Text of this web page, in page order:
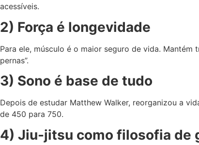
acessíveis.
2) Força é longevidade
Para ele, músculo é o maior seguro de vida.
pernas”.
3) Sono é base de tudo
Depois de estudar Matthew Walker, reorganizou a
de 450 para 750.
4) Jiu-jitsu como filosofia de